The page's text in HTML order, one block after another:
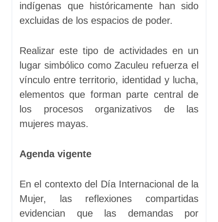
indígenas que históricamente han sido
excluidas de los espacios de poder.
Realizar este tipo de actividades en un
lugar simbólico como Zaculeu refuerza el
vínculo entre territorio, identidad y lucha,
elementos que forman parte central de
los procesos organizativos de las
mujeres mayas.
Agenda vigente
En el contexto del Día Internacional de la
Mujer, las reflexiones compartidas
evidencian que las demandas por